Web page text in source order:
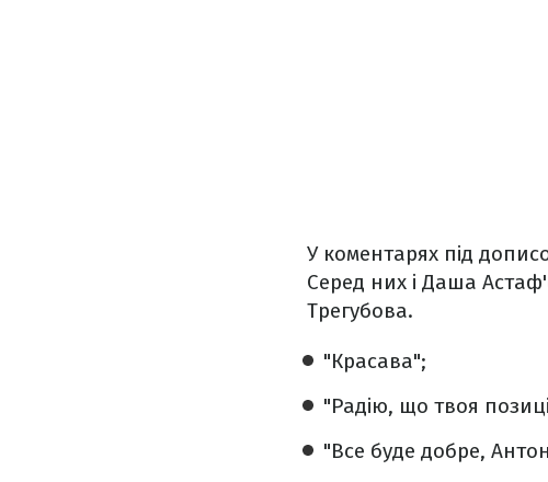
У коментарях під
Серед них і Даша
Трегубова.
"Красава";
"Радію, що твоя
"Все буде добре,